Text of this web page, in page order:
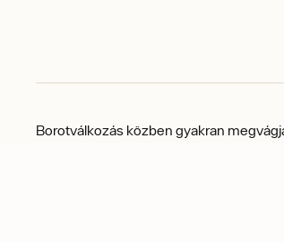
Borotválkozás közben gyakran